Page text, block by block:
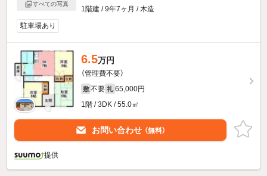
すべての写真
1階建 / 9年7ヶ月 / 木造
駐車場あり
6.5万円
（管理費不要）
敷 不要 礼 65,000円
1階 / 3DK / 55.0㎡
お問い合わせ （無料）
提供